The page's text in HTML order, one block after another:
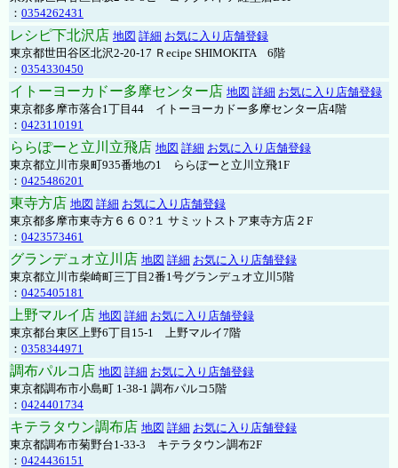
： 0354262431
レシピ下北沢店 地図 詳細 お気に入り店舗登録
東京都世田谷区北沢2-20-17 Ｒecipe SHIMOKITA 6階
： 0354330450
イトーヨーカドー多摩センター店 地図 詳細 お気に入り店舗登録
東京都多摩市落合1丁目44 イトーヨーカドー多摩センター店4階
： 0423110191
ららぽーと立川立飛店 地図 詳細 お気に入り店舗登録
東京都立川市泉町935番地の1 ららぽーと立川立飛1F
： 0425486201
東寺方店 地図 詳細 お気に入り店舗登録
東京都多摩市東寺方６６０?１ サミットストア東寺方店２F
： 0423573461
グランデュオ立川店 地図 詳細 お気に入り店舗登録
東京都立川市柴崎町三丁目2番1号グランデュオ立川5階
： 0425405181
上野マルイ店 地図 詳細 お気に入り店舗登録
東京都台東区上野6丁目15-1 上野マルイ7階
： 0358344971
調布パルコ店 地図 詳細 お気に入り店舗登録
東京都調布市小島町 1-38-1 調布パルコ5階
： 0424401734
キテラタウン調布店 地図 詳細 お気に入り店舗登録
東京都調布市菊野台1-33-3 キテラタウン調布2F
： 0424436151